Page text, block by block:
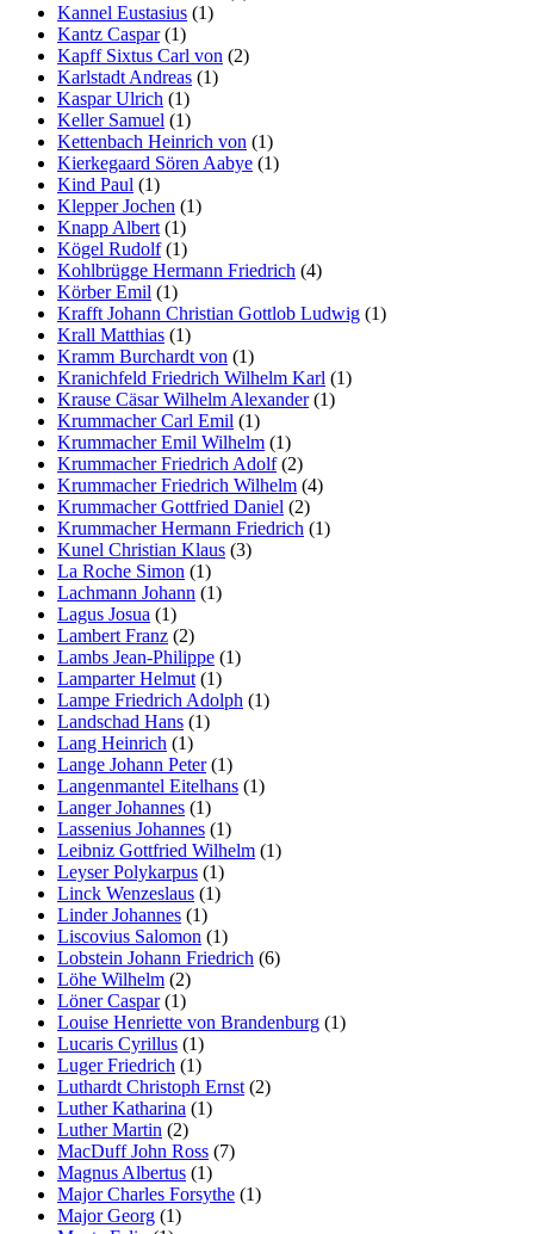
Kannel Eustasius (1)
Kantz Caspar(1)
Kapff Sixtus Carl von (2)
Karlstadt Andreas (1)
Kaspar Ulrich (1)
Keller Samuel (1)
Kettenbach Heinrich von (1)
Kierkegaard Sören Aabye (1)
Kind Paul (1)
Klepper Jochen (1)
Knapp Albert (1)
Kögel Rudolf(1)
Kohlbrügge Hermann Friedrich (4)
Körber Emil (1)
Krafft Johann Christian Gottlob Ludwig (1)
Krall Matthias (1)
Kramm Burchardt von (1)
Kranichfeld Friedrich Wilhelm Karl (1)
Krause Cäsar Wilhelm Alexander(1)
Krummacher Carl Emil (1)
Krummacher Emil Wilhelm (1)
Krummacher Friedrich Adolf(2)
Krummacher Friedrich Wilhelm (4)
Krummacher Gottfried Daniel (2)
Krummacher Hermann Friedrich (1)
Kunel Christian Klaus (3)
La Roche Simon (1)
Lachmann Johann (1)
Lagus Josua (1)
Lambert Franz (2)
Lambs Jean-Philippe (1)
Lamparter Helmut (1)
Lampe Friedrich Adolph (1)
Landschad Hans (1)
Lang Heinrich (1)
Lange Johann Peter(1)
Langenmantel Eitelhans (1)
Langer Johannes (1)
Lassenius Johannes (1)
Leibniz Gottfried Wilhelm (1)
Leyser Polykarpus (1)
Linck Wenzeslaus (1)
Linder Johannes (1)
Liscovius Salomon (1)
Lobstein Johann Friedrich (6)
Löhe Wilhelm (2)
Löner Caspar(1)
Louise Henriette von Brandenburg (1)
Lucaris Cyrillus (1)
Luger Friedrich (1)
Luthardt Christoph Ernst (2)
Luther Katharina (1)
Luther Martin (2)
MacDuff John Ross (7)
Magnus Albertus (1)
Major Charles Forsythe (1)
Major Georg (1)